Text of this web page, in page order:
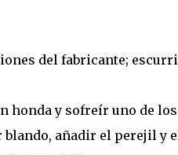
del fabricante;
honda y sofreír uno de
añadir el perejil y